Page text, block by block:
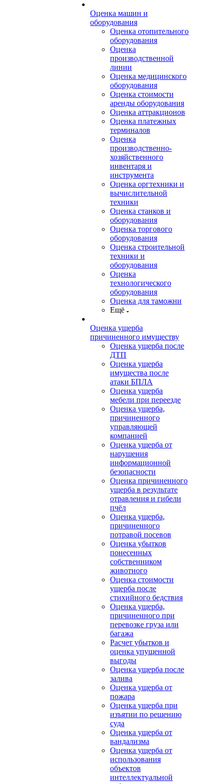
Оценка машин и
оборудования
Оценка отопительного
оборудования
Оценка
производственной
линии
Оценка медицинского
оборудования
Оценка стоимости
аренды оборудования
Оценка аттракционов
Оценка платежных
терминалов
Оценка
производственно-
хозяйственного
инвентаря и
инструмента
Оценка оргтехники и
вычислительной
техники
Оценка станков и
оборудования
Оценка торгового
оборудования
Оценка строительной
техники и
оборудования
Оценка
технологического
оборудования
Оценка для таможни
Ещё
Оценка ущерба
причиненного имуществу
Оценка ущерба после
ДТП
Оценка ущерба
имущества после
атаки БПЛА
Оценка ущерба
мебели при переезде
Оценка ущерба,
причиненного
управляющей
компанией
Оценка ущерба от
нарушения
информационной
безопасности
Оценка причиненного
ущерба в результате
отравления и гибели
пчёл
Оценка ущерба,
причиненного
потравой посевов
Оценка убытков
понесенных
собственником
животного
Оценка стоимости
ущерба после
стихийного бедствия
Оценка ущерба,
причиненного при
перевозке груза или
багажа
Расчет убытков и
оценка упущенной
выгоды
Оценка ущерба после
залива
Оценка ущерба от
пожара
Оценка ущерба при
изъятии по решению
суда
Оценка ущерба от
вандализма
Оценка ущерба от
использования
объектов
интеллектуальной